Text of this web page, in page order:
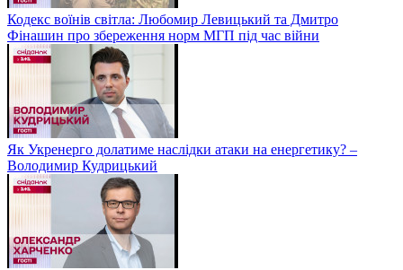
Кодекс воїнів світла: Любомир Левицький та Дмитро
Фінашин про збереження норм МГП під час війни
Як Укренерго долатиме наслідки атаки на енергетику? –
Володимир Кудрицький